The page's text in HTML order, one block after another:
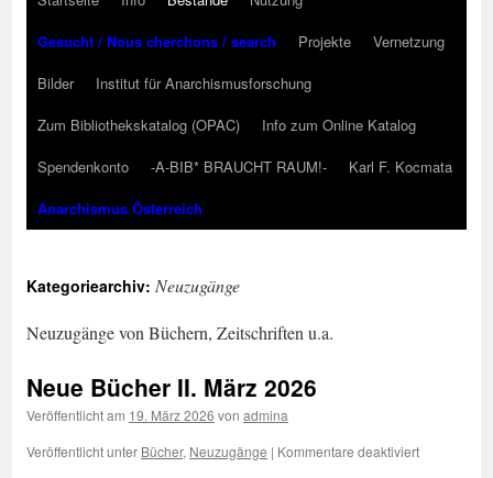
Gesucht / Nous cherchons / search
Projekte
Vernetzung
Bilder
Institut für Anarchismusforschung
Zum Bibliothekskatalog (OPAC)
Info zum Online Katalog
Spendenkonto
-A-BIB* BRAUCHT RAUM!-
Karl F. Kocmata
Anarchismus Österreich
Kategoriearchiv: Neuzugänge
Neuzugänge von Büchern, Zeitschriften u.a.
Neue Bücher II. März 2026
Veröffentlicht am 19. März 2026 von admina
Veröffentlicht unter Bücher, Neuzugänge | Kommentare deaktiviertfür